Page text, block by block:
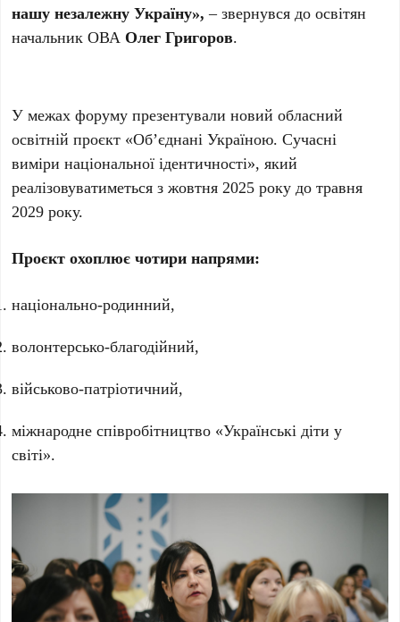
нашу незалежну Україну», –звернувся до освітян
начальник ОВА Олег Григоров.
У межах форуму презентували новий обласний
освітній проєкт «Об’єднані Україною. Сучасні
виміри національної ідентичності», який
реалізовуватиметься з жовтня 2025 року до травня
2029 року.
Проєкт охоплює чотири напрями:
національно-родинний,
волонтерсько-благодійний,
військово-патріотичний,
міжнародне співробітництво «Українські діти у
світі».